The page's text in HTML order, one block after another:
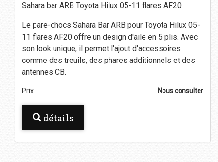
Sahara bar ARB Toyota Hilux 05-11 flares AF20
Le pare-chocs Sahara Bar ARB pour Toyota Hilux 05-
11 flares AF20 offre un design d'aile en 5 plis. Avec
son look unique, il permet l'ajout d'accessoires
comme des treuils, des phares additionnels et des
antennes CB.
Prix Nous consulter
détails